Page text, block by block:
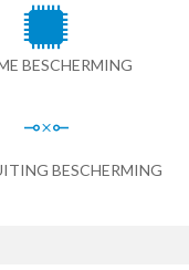
BESCHERMING
BESCHERMING